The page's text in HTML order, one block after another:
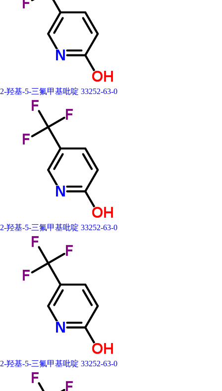
2-羟基-5-三氟甲基吡啶 33252-63-0
2-羟基-5-三氟甲基吡啶 33252-63-0
2-羟基-5-三氟甲基吡啶 33252-63-0